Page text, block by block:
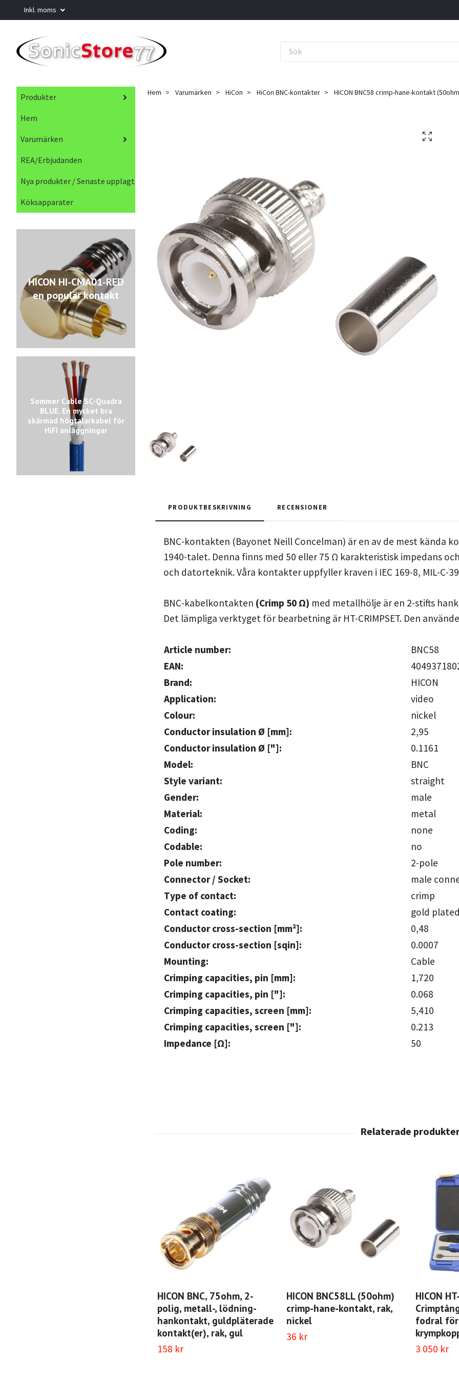
Inkl. moms
Produkter
Hem
Varumärken
REA/Erbjudanden
Nya produkter / Senaste upplagt
Köksapparater
HICON HI-CMA01-RED
en populär kontakt
Sommer Cable SC-Quadra
BLUE. En mycket bra
skärmad högtalarkabel för
HiFI anläggningar
Hem Varumärken HiCon HiCon BNC-kontakter HICON BNC58 crimp-hane-kontakt
PRODUKTBESKRIVNING RECENSIONER
BNC-kontakten (Bayonet Neill Concelman) är en av de mest kända
1940-talet. Denna finns med 50 eller 75 Ω karakteristisk impedans
och datorteknik. Våra kontakter uppfyller kraven i IEC 169-8, MIL-C-
BNC-kabelkontakten (Crimp 50 Ω) med metallhölje är en 2-stifts
Det lämpliga verktyget för bearbetning är HT-CRIMPSET. Den
Article number:
EAN:
Brand:
Application:
video
Colour:
Conductor insulation Ø [mm]:
2,95
Conductor insulation Ø ["]:
Model:
BNC
Style variant:
Gender:
male
Material:
Coding:
none
Codable:
Pole number:
2-pole
Connector / Socket:
male
Type of contact:
crimp
Contact coating:
gold
Conductor cross-section [mm²]:
0,48
Conductor cross-section [sqin]:
Mounting:
Cable
Crimping capacities, pin [mm]:
Crimping capacities, pin ["]:
0.068
Crimping capacities, screen [mm]:
Crimping capacities, screen ["]:
0.213
Impedance [Ω]:
50
HICON BNC, 75ohm, 2-
polig, metall-, lödning-
hankontakt, guldpläterade
kontakt(er), rak, gul
158 kr
HICON BNC58LL (50ohm)
crimp-hane-kontakt, rak,
nickel
36 kr
HICON
fodral för
3 050 kr